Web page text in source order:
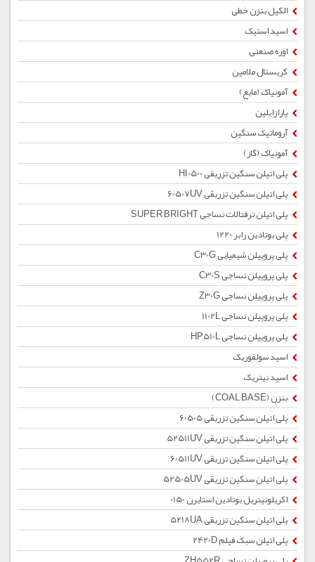
الکیل بنزن خطی
اسید استیک
اوره صنعتی
کریستال ملامین
آمونیاک (مایع)
پارازایلین
آروماتیک سنگین
آمونیاک (گاز)
پلی اتیلن سنگین تزریقی HI0500
پلی اتیلن سنگین تزریقی 60507UV
پلی اتیلن ترفتالات نساجی SUPER BRIGHT
پلی بوتادین رابر 1220
پلی پروپیلن شیمیایی C30G
پلی پروپیلن نساجی C30S
پلی پروپیلن نساجی Z30G
پلی پروپیلن نساجی 1102L
پلی پروپیلن نساجی HP510L
اسید سولفوریک
اسید نیتریک
بنزن (COAL BASE)
پلی اتیلن سنگین تزریقی 60505
پلی اتیلن سنگین تزریقی 52511UV
پلی اتیلن سنگین تزریقی 60511UV
پلی اتیلن سنگین تزریقی 52505UV
اکریلونیتریل بوتادین استایرن 0150
پلی اتیلن سنگین تزریقی 5218UA
پلی اتیلن سبک فیلم 2420D